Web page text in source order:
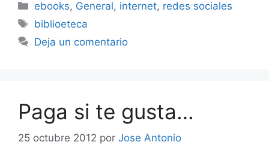
Categorías
ebooks, General, internet, redes sociales
Etiquetas
biblioeteca
Deja un comentario
Paga si te gusta…
25 octubre 2012 por Jose Antonio